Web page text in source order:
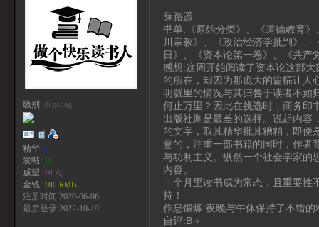
级别: dsgsdag
精华: 0
发帖: 10
威望: 10 点
金钱: 100 RMB
注册时间:2020-06-06
最后登录:2022-10-19
薛路遥
书单:《原始分类》、《道德教育
川宗教》、《政治经济学批判》
日》、《资本论第一卷》、《共产
感想:这周开始阅读了资本论这部
的所在，却因为那庞大的篇幅让人
明就里的情况与其归咎于读者不如
何止万里？因此在挑选时，商务印
出版社则是最差的选择。说起内容
的文字，取其精华批其糟粕，即便
意的，注重一部书籍的同时，作者
与功利主义。纵然一个社会学家的
内容。
一个月里读书成为常态，且重要性
持！
作息锻炼:夜晚与午休保持了不错
自评:B＋